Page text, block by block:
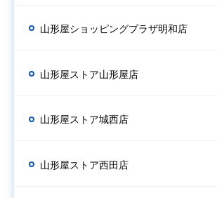
山形屋ショッピングプラザ明和店
山形屋ストア山形屋店
山形屋ストア城西店
山形屋ストア西田店